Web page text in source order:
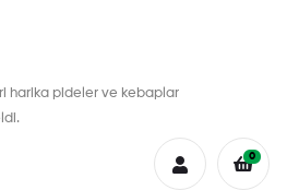
harika pideler ve kebaplar
0